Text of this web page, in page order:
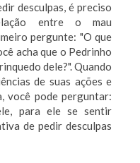
desculpas, é preciso
entre o mau
pergunte: "O que
acha que o Pedrinho
dele?". Quando
de suas ações e
você pode perguntar:
para ele se sentir
de pedir desculpas